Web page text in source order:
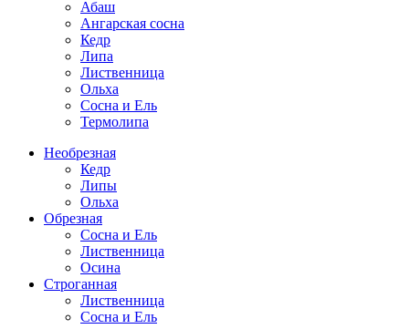
Абаш
Ангарская сосна
Кедр
Липа
Лиственница
Ольха
Сосна и Ель
Термолипа
Необрезная
Кедр
Липы
Ольха
Обрезная
Cосна и Ель
Лиственница
Осина
Строганная
Лиственница
Сосна и Ель